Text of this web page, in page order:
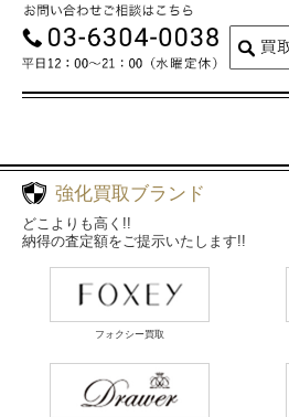
強化買取ブランド
どこよりも高く!!
納得の査定額をご提示いたします!!
フォクシー買取